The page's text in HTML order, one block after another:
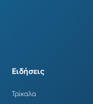
Ειδήσεις
Τρίκαλα